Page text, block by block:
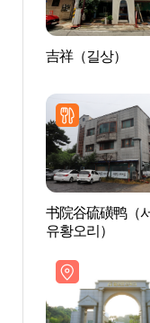
吉祥（길상）
书院谷硫磺鸭（
유황오리）